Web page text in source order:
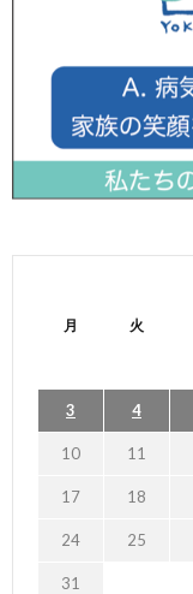
月 火
3 4
10 11
17 18
24 25
31